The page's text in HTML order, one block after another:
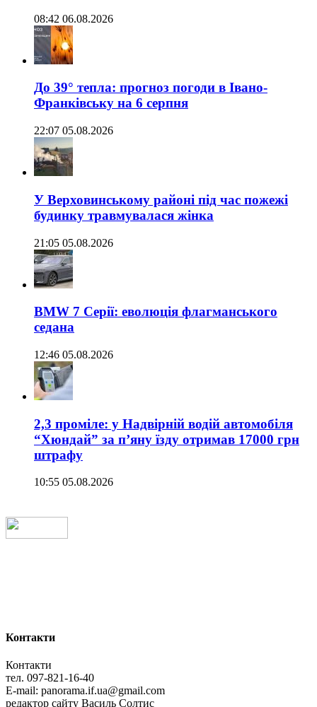
08:42 06.08.2026
До 39° тепла: прогноз погоди в Івано-
Франківську на 6 серпня
22:07 05.08.2026
У Верховинському районі під час пожежі
будинку травмувалася жінка
21:05 05.08.2026
BMW 7 Серії: еволюція флагманського
седана
12:46 05.08.2026
2,3 проміле: у Надвірній водій автомобіля
“Хюндай” за п’яну їзду отримав 17000 грн
штрафу
10:55 05.08.2026
Контакти
Контакти
тел. 097-821-16-40
E-mail: panorama.if.ua@gmail.com
редактор сайту Василь Солтис